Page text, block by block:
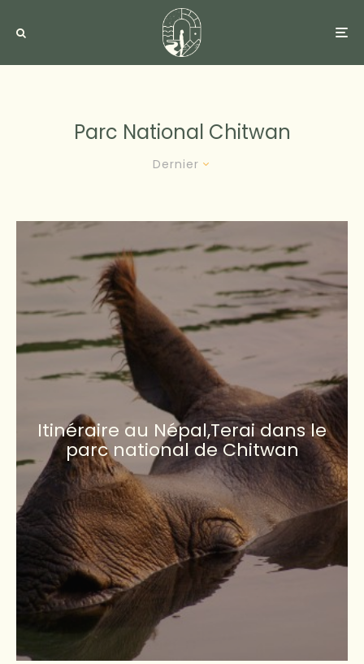
Parc National Chitwan
Dernier
Itinéraire au Népal,Terai dans le
parc national de Chitwan